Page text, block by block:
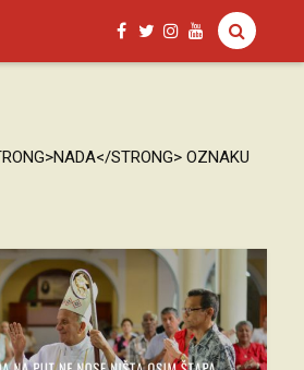
STRONG> OZNAKU